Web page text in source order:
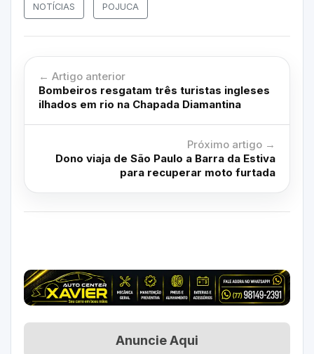
NOTÍCIAS POJUCA
← Artigo anterior
Bombeiros resgatam três turistas ingleses
ilhados em rio na Chapada Diamantina
Próximo artigo →
Dono viaja de São Paulo a Barra da Estiva
para recuperar moto furtada
Anuncie Aqui